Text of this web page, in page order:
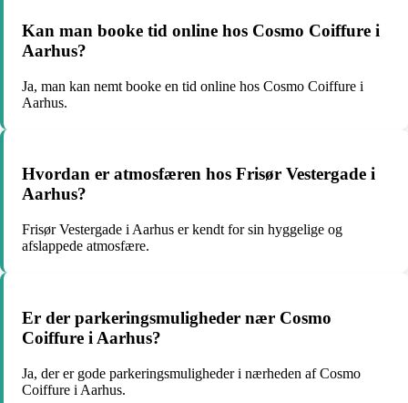
Kan man booke tid online hos Cosmo Coiffure i
Aarhus?
Ja, man kan nemt booke en tid online hos Cosmo Coiffure i
Aarhus.
Hvordan er atmosfæren hos Frisør Vestergade i
Aarhus?
Frisør Vestergade i Aarhus er kendt for sin hyggelige og
afslappede atmosfære.
Er der parkeringsmuligheder nær Cosmo
Coiffure i Aarhus?
Ja, der er gode parkeringsmuligheder i nærheden af Cosmo
Coiffure i Aarhus.